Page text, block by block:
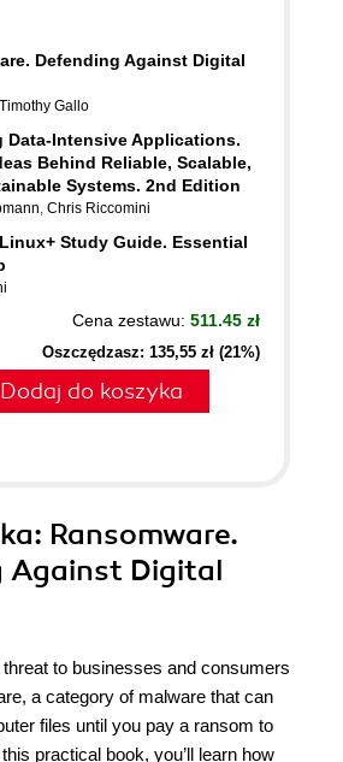
Defending Against Digital
Timothy Gallo
Data-Intensive Applications.
Behind Reliable, Scalable,
Systems. 2nd Edition
, Chris Riccomini
Study Guide. Essential
Cena zestawu: 511.45 zł
Oszczędzasz: 135,55 zł (21%)
Dodaj do koszyka
: Ransomware.
Against Digital
to businesses and consumers
a category of malware that can
files until you pay a ransom to
practical book, you’ll learn how